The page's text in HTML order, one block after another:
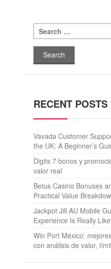
Search
for:
RECENT POSTS
Vavada Customer
the UK: A Beginner’s
Digits 7 bonos y
valor real
Betus Casino Bonuses
Practical Value
Jackpot Jill AU Mobile
Experience Is Really Like
Win Port México:
con análisis de valor,